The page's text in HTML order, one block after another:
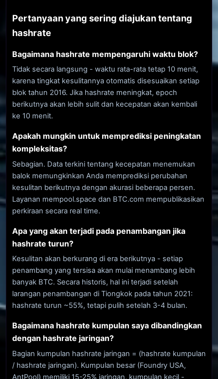
Pertanyaan yang sering diajukan tentang
hashrate
Bagaimana hashrate mempengaruhi waktu blok?
Tidak secara langsung - waktu rata-rata tetap 10 menit,
karena tingkat kesulitannya otomatis disesuaikan setiap
blok tahun 2016. Jika hashrate meningkat, epoch
berikutnya akan lebih sulit dan kecepatan akan kembali
ke 10 menit.
Apakah mungkin untuk memprediksi peningkatan
kompleksitas?
Sebagian. Data terkini tentang kecepatan menemukan
balok memungkinkan Anda memprediksi perubahan
kesulitan berikutnya dengan akurasi beberapa persen.
Layanan mempool.space dan BTC.com mempublikasikan
perkiraan secara real time.
Apa yang akan terjadi pada penambangan jika
hashrate turun?
Kesulitan akan berkurang di era berikutnya - setiap
penambang yang tersisa akan mulai menambang lebih
banyak BTC. Secara historis, hal ini terjadi setelah
larangan penambangan di Tiongkok pada tahun 2021:
hashrate turun ~55%, tetapi pulih setelah 3-4 bulan.
Bagaimana hashrate kumpulan saya dibandingkan
dengan hashrate jaringan?
Bagian kumpulan hashrate jaringan = (hashrate kumpulan
/ hashrate jaringan). Kumpulan besar (Foundry USA,
AntPool) memiliki 15-25% jaringan, kumpulan kecil -